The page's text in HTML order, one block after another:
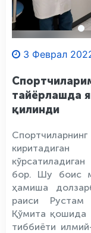
3 Феврал
тайёрлашда
қилинди
бор. Шу боис
ҳамиша
раиси Рустам
Қўмита қошида
тиббиёти